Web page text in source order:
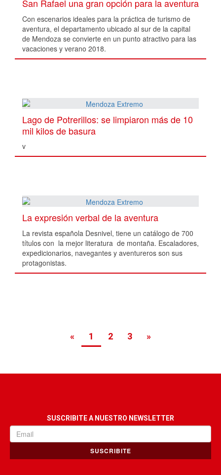
San Rafael una gran opción para la aventura
Con escenarios ideales para la práctica de turismo de
aventura, el departamento ubicado al sur de la capital
de Mendoza se convierte en un punto atractivo para las
vacaciones y verano 2018.
Lago de Potrerillos: se limpiaron más de 10
mil kilos de basura
v
La expresión verbal de la aventura
La revista española Desnivel, tiene un catálogo de 700
títulos con la mejor literatura de montaña. Escaladores,
expedicionarios, navegantes y aventureros son sus
protagonistas.
« 1 2 3 »
SUSCRIBITE A NUESTRO NEWSLETTER
SUSCRIBITE